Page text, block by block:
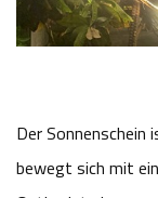
Der
bewegt sich mit